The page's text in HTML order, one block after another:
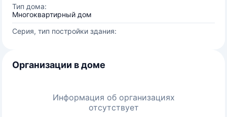
Тип дома:
Многоквартирный дом
Серия, тип постройки здания:
Организации в доме
Информация об организациях
отсутствует